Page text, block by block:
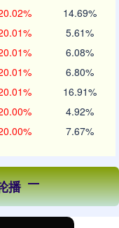
14.69%
5.61%
6.08%
6.80%
16.91%
4.92%
7.67%
播